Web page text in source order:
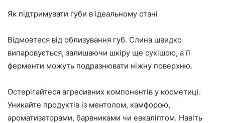
Як підтримувати губи в ідеальному стані
Відмовтеся від облизування губ. Слина швидко
випаровується, залишаючи шкіру ще сухішою, а її
ферменти можуть подразнювати ніжну поверхню.
Остерігайтеся агресивних компонентів у косметиці.
Уникайте продуктів із ментолом, камфорою,
ароматизаторами, барвниками чи евкаліптом. Навіть